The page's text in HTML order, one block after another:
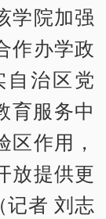
学院加强
作办学政
治区党
育服务中
作用，
放提供更
记者 刘志